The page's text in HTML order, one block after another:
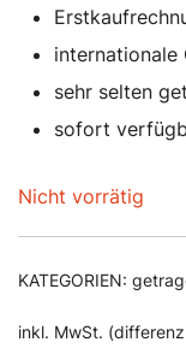
internationale
sehr selten
sofort
Nicht vorrätig
KATEGORIEN:
inkl. MwSt.